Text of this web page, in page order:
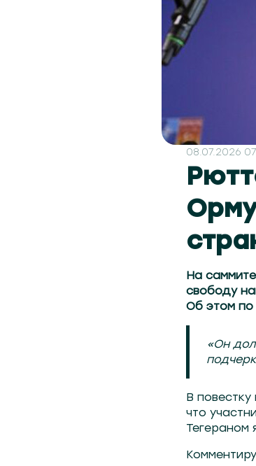
08.07.2026
На
свободу
Об этом по
«Он
В
что
Тегераном